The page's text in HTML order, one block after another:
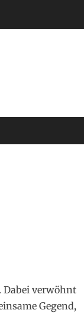
Dabei verwöhnt
Gegend,